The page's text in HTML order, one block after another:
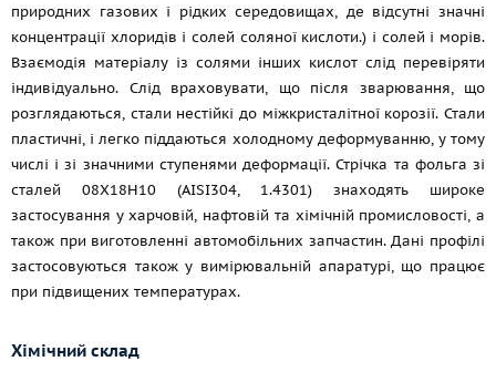
природних газових і рідких середовищах, де відсутні значні
концентрації хлоридів і солей соляної кислоти.) і солей і морів.
Взаємодія матеріалу із солями інших кислот слід перевіряти
індивідуально. Слід враховувати, що після зварювання, що
розглядаються, стали нестійкі до міжкристалітної корозії. Стали
пластичні, і легко піддаються холодному деформуванню, у тому
числі і зі значними ступенями деформації. Стрічка та фольга зі
сталей 08Х18Н10 (AISI304, 1.4301) знаходять широке
застосування у харчовій, нафтовій та хімічній промисловості, а
також при виготовленні автомобільних запчастин. Дані профілі
застосовуються також у вимірювальній апаратурі, що працює
при підвищених температурах.
Хімічний склад